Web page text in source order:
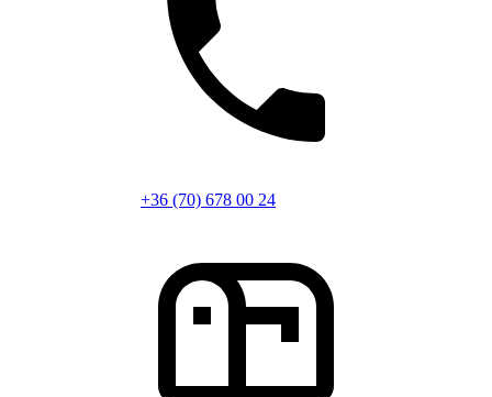
+36 (70) 678 00 24